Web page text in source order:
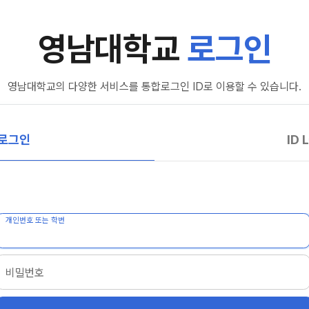
영남대학교 로그인
영남대학교의 다양한 서비스를 통합로그인 ID로 이용할 수 있습니다.
그인 ID
개인번호 또는 학번
비밀번호